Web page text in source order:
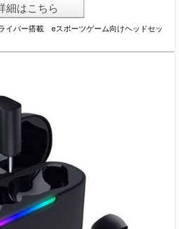
細はこちら
イバー搭載 eスポーツゲーム向けヘッドセッ